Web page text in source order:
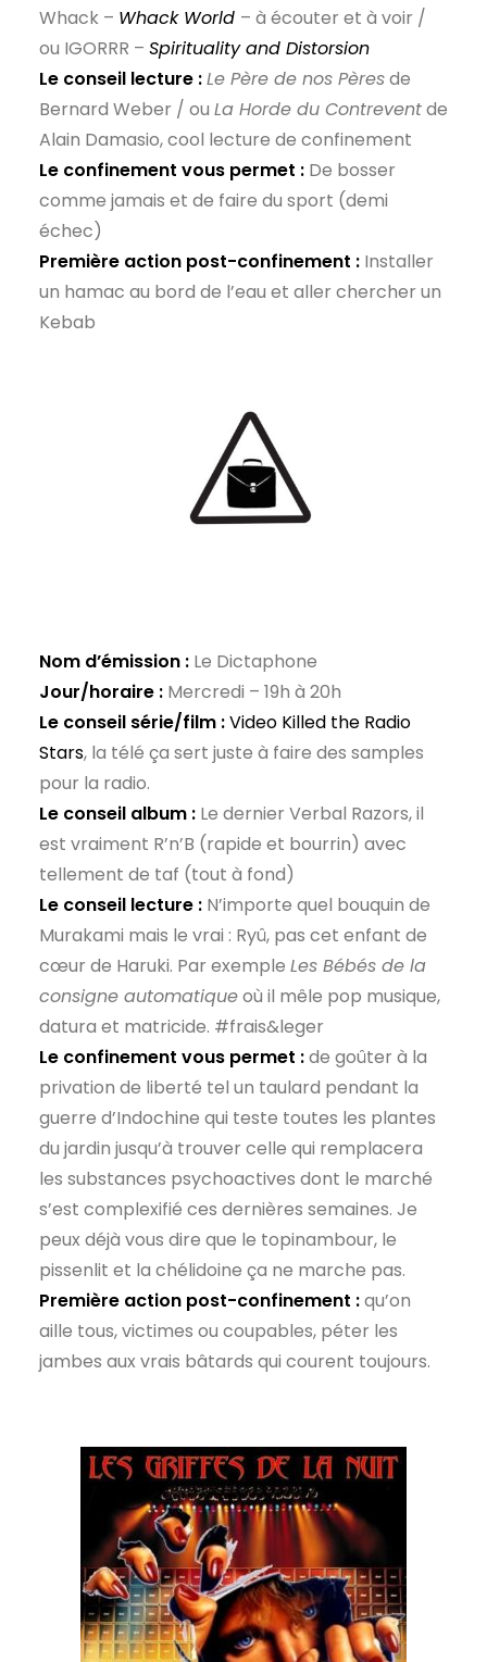
Whack – Whack World – à écouter et à voir /
ou IGORRR – Spirituality and Distorsion
Le conseil lecture :Le Père de nos Pèresde
Bernard Weber / ou La Horde du Contreventde
Alain Damasio, cool lecture de confinement
Le confinement vous permet : De bosser
comme jamais et de faire du sport (demi
échec)
Première action post-confinement : Installer
un hamac au bord de l’eau et aller chercher un
Kebab
Nom d’émission : Le Dictaphone
Jour/horaire : Mercredi – 19h à 20h
Le conseil série/film :Video Killed the Radio
Stars, la télé ça sert juste à faire des samples
pour la radio.
Le conseil album : Le dernier Verbal Razors, il
est vraiment R’n’B (rapide et bourrin) avec
tellement de taf (tout à fond)
Le conseil lecture : N’importe quel bouquin de
Murakami mais le vrai : Ryû, pas cet enfant de
cœur de Haruki. Par exemple Les Bébés de la
consigne automatiqueoù il mêle pop musique,
datura et matricide. #frais&leger
Le confinement vous permet :de goûter à la
privation de liberté tel un taulard pendant la
guerre d’Indochine qui teste toutes les plantes
du jardin jusqu’à trouver celle qui remplacera
les substances psychoactives dont le marché
s’est complexifié ces dernières semaines. Je
peux déjà vous dire que le topinambour, le
pissenlit et la chélidoine ça ne marche pas.
Première action post-confinement :qu’on
aille tous, victimes ou coupables, péter les
jambes aux vrais bâtards qui courent toujours.